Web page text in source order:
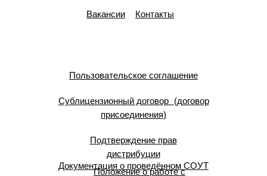
Вакансии
Контакты
Пользовательское соглашение
Сублицензионный договор (договор
присоединения)
Подтверждение прав
дистрибуции
Документация о проведённом СОУТ
Положение о работе с